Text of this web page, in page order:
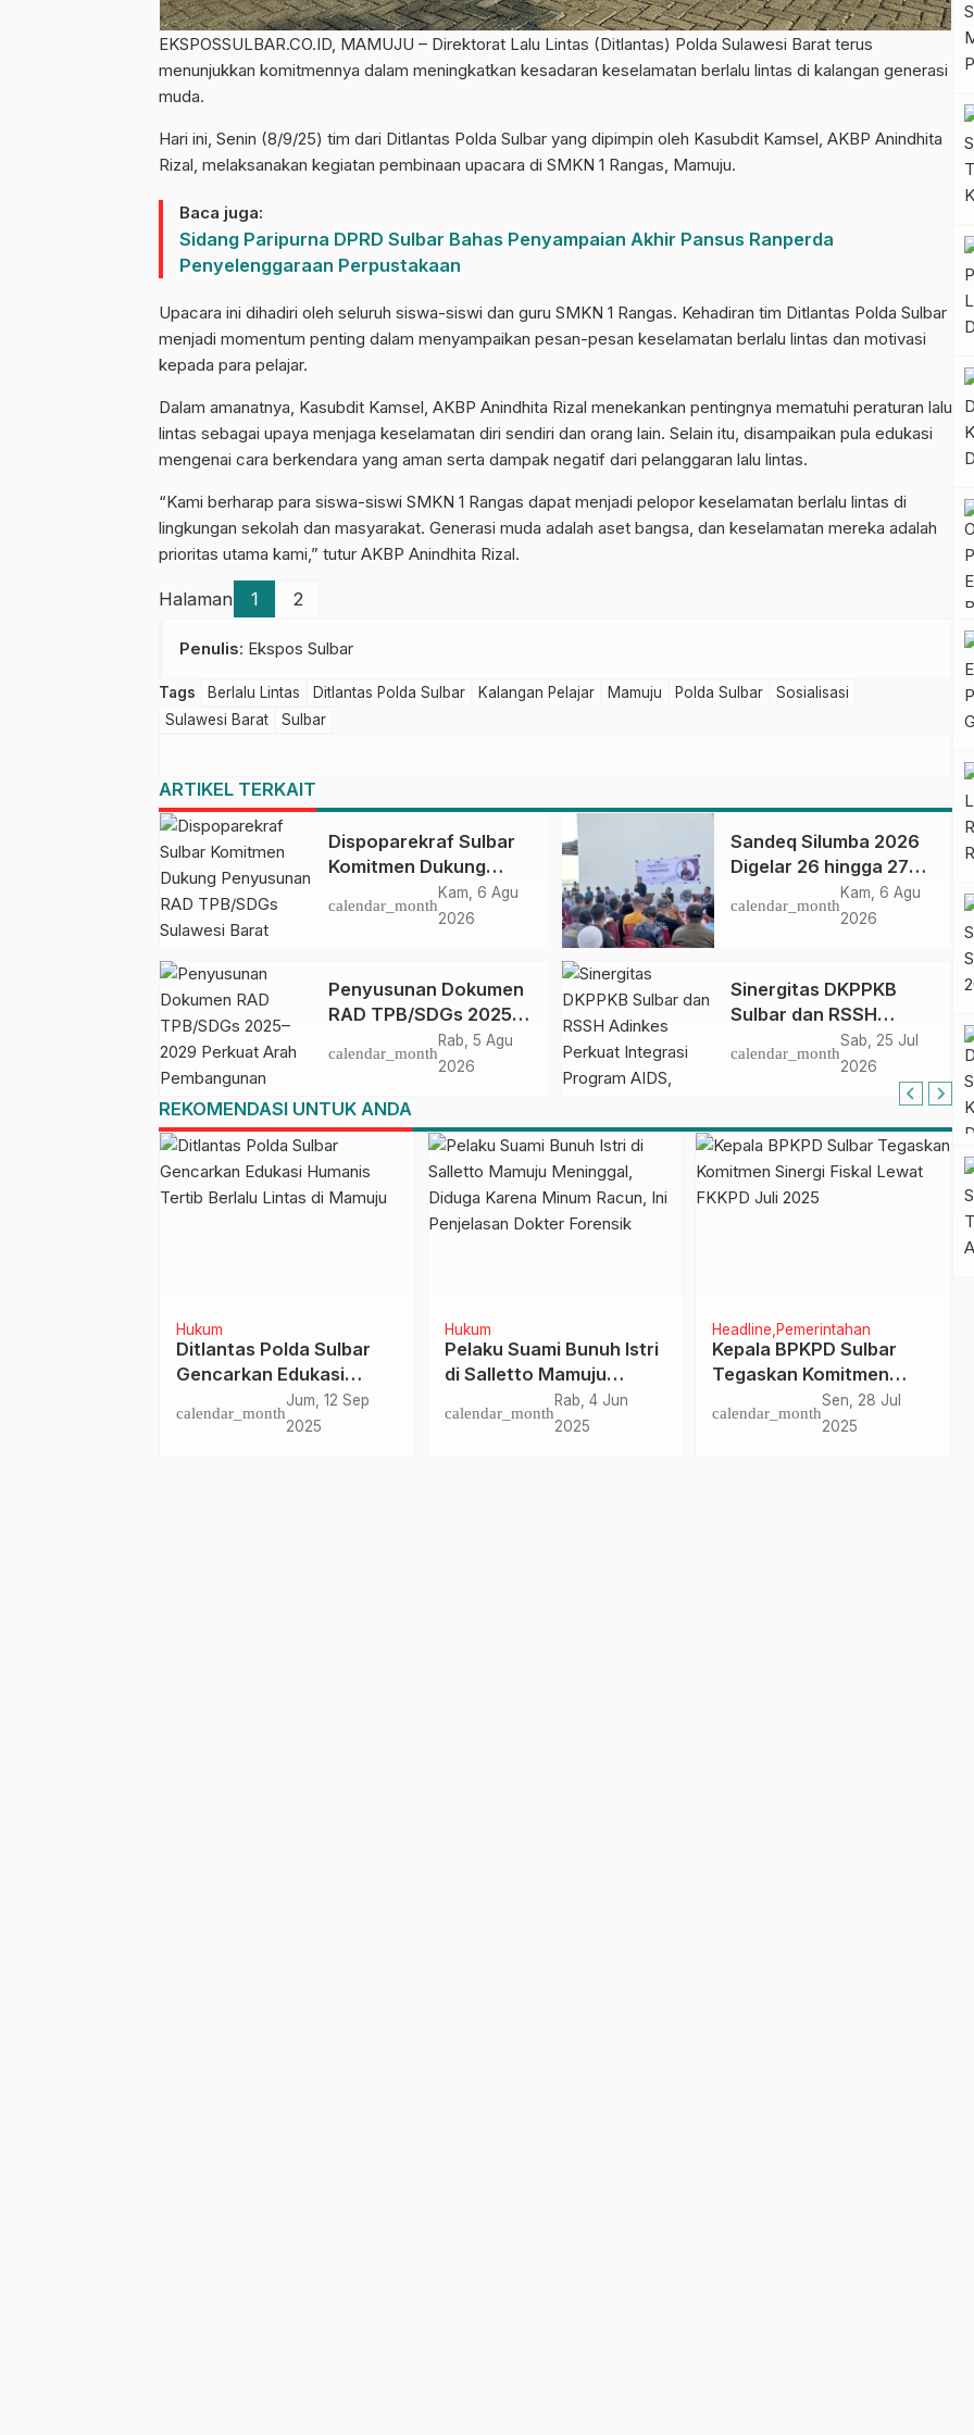
EKSPOSSULBAR.CO.ID, MAMUJU – Direktorat Lalu Lintas (Ditlantas) Polda Sulawesi Barat terus
menunjukkan komitmennya dalam meningkatkan kesadaran keselamatan berlalu lintas di kalangan generasi
muda.
Hari ini, Senin (8/9/25) tim dari Ditlantas Polda Sulbar yang dipimpin oleh Kasubdit Kamsel, AKBP Anindhita
Rizal, melaksanakan kegiatan pembinaan upacara di SMKN 1 Rangas, Mamuju.
Baca juga:
Sidang Paripurna DPRD Sulbar Bahas Penyampaian Akhir Pansus Ranperda
Penyelenggaraan Perpustakaan
Upacara ini dihadiri oleh seluruh siswa-siswi dan guru SMKN 1 Rangas. Kehadiran tim Ditlantas Polda Sulbar
menjadi momentum penting dalam menyampaikan pesan-pesan keselamatan berlalu lintas dan motivasi
kepada para pelajar.
Dalam amanatnya, Kasubdit Kamsel, AKBP Anindhita Rizal menekankan pentingnya mematuhi peraturan lalu
lintas sebagai upaya menjaga keselamatan diri sendiri dan orang lain. Selain itu, disampaikan pula edukasi
mengenai cara berkendara yang aman serta dampak negatif dari pelanggaran lalu lintas.
“Kami berharap para siswa-siswi SMKN 1 Rangas dapat menjadi pelopor keselamatan berlalu lintas di
lingkungan sekolah dan masyarakat. Generasi muda adalah aset bangsa, dan keselamatan mereka adalah
prioritas utama kami,” tutur AKBP Anindhita Rizal.
Halaman 1 2
Penulis: Ekspos Sulbar
Tags Berlalu Lintas Ditlantas Polda Sulbar Kalangan Pelajar Mamuju Polda Sulbar
Sosialisasi
Sulawesi Barat
Sulbar
ARTIKEL TERKAIT
Dispoparekraf Sulbar
Komitmen Dukung
Penyusunan RAD
TPB/SDGs Sulawesi
calendar_month
Kam, 6 Agu
2026
Sandeq Silumba 2026
Digelar 26 hingga 27
September, Rangkaian
HUT Sulbar
calendar_month
Kam, 6 Agu
2026
Penyusunan Dokumen
RAD TPB/SDGs 2025–
2029 Perkuat Arah
Pembangunan
Barat
calendar_month
Rab, 5 Agu
2026
Sinergitas DKPPKB
Sulbar dan RSSH
Adinkes Perkuat
Integrasi Program
AIDS, Tuberkulosis dan
Barat
calendar_month
Sab, 25 Jul
2026
REKOMENDASI UNTUK ANDA
Hukum
Ditlantas Polda Sulbar
Gencarkan Edukasi
Humanis Tertib Berlalu
Lintas di Mamuju
calendar_month
Jum, 12 Sep
2025
Hukum
Pelaku Suami Bunuh Istri
di Salletto Mamuju
Meninggal, Diduga
Karena Minum Racun, Ini
calendar_month
Rab, 4 Jun
2025
Headline Pemerintahan
Kepala BPKPD Sulbar
Tegaskan Komitmen
Sinergi Fiskal Lewat
FKKPD Juli 2025
calendar_month
Sen, 28 Jul
2025